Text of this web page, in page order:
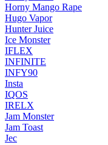
Horny Mango Rape
Hugo Vapor
Hunter Juice
Ice Monster
IFLEX
INFINITE
INFY90
Insta
IQOS
IRELX
Jam Monster
Jam Toast
Jec